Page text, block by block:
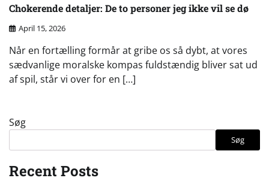
Chokerende detaljer: De to personer jeg ikke vil se dø
April 15, 2026
Når en fortælling formår at gribe os så dybt, at vores
sædvanlige moralske kompas fuldstændig bliver sat ud
af spil, står vi over for en […]
Søg
Søg
Recent Posts